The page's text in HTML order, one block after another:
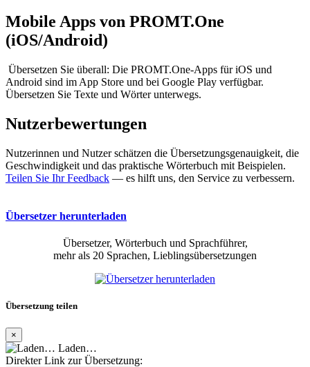
Mobile Apps von PROMT.One
(iOS/Android)
Übersetzen Sie überall: Die PROMT.One-Apps für iOS und
Android sind im App Store und bei Google Play verfügbar.
Übersetzen Sie Texte und Wörter unterwegs.
Nutzerbewertungen
Nutzerinnen und Nutzer schätzen die Übersetzungsgenauigkeit, die
Geschwindigkeit und das praktische Wörterbuch mit Beispielen.
Teilen Sie Ihr Feedback — es hilft uns, den Service zu verbessern.
Übersetzer herunterladen
Übersetzer, Wörterbuch und Sprachführer,
mehr als 20 Sprachen, Lieblingsübersetzungen
Übersetzung teilen
×
Laden…
Direkter Link zur Übersetzung: